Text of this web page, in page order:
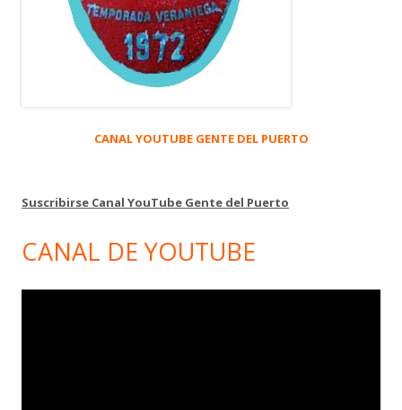
CANAL YOUTUBE GENTE DEL PUERTO
Suscribirse Canal YouTube Gente del Puerto
CANAL DE YOUTUBE